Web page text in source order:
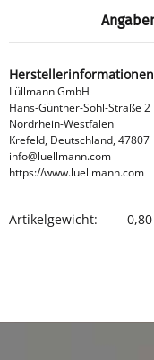
Lüllmann GmbH
Hans-Günther-Sohl-Straße 2
Nordrhein-Westfalen
Krefeld, Deutschland, 47807
info@luellmann.com
https://www.luellmann.com
Produkteigenschaft
Wert
Artikelgewicht: 0,80